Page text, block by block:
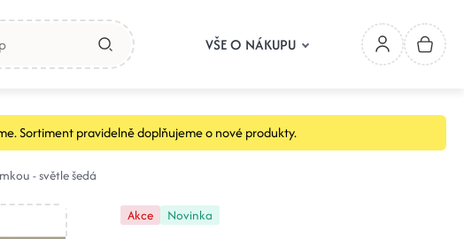
VŠE O NÁKUPU
Sortiment pravidelně doplňujeme o nové produkty.
- světle šedá
Akce Novinka